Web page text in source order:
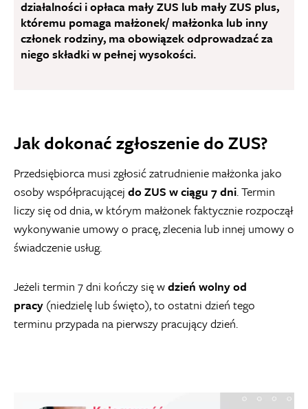
działalności i opłaca mały ZUS lub mały ZUS plus,
któremu pomaga małżonek/ małżonka lub inny
członek rodziny, ma obowiązek odprowadzać za
niego składki w pełnej wysokości.
Jak dokonać zgłoszenie do ZUS?
Przedsiębiorca musi zgłosić zatrudnienie małżonka jako
osoby współpracującej do ZUS w ciągu 7 dni. Termin
liczy się od dnia, w którym małżonek faktycznie rozpoczął
wykonywanie umowy o pracę, zlecenia lub innej umowy o
świadczenie usług.
Jeżeli termin 7 dni kończy się wdzień wolny od
pracy (niedzielę lub święto), to ostatni dzień tego
terminu przypada na pierwszy pracujący dzień.